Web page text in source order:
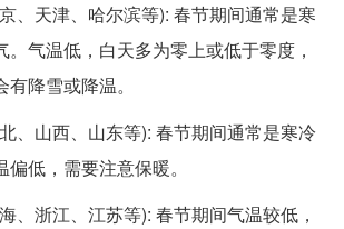
、天津、哈尔滨等): 春节期间通常是寒
。气温低，白天多为零上或低于零度，
降雪或降温。
、山西、山东等): 春节期间通常是寒冷
低，需要注意保暖。
、浙江、江苏等): 春节期间气温较低，